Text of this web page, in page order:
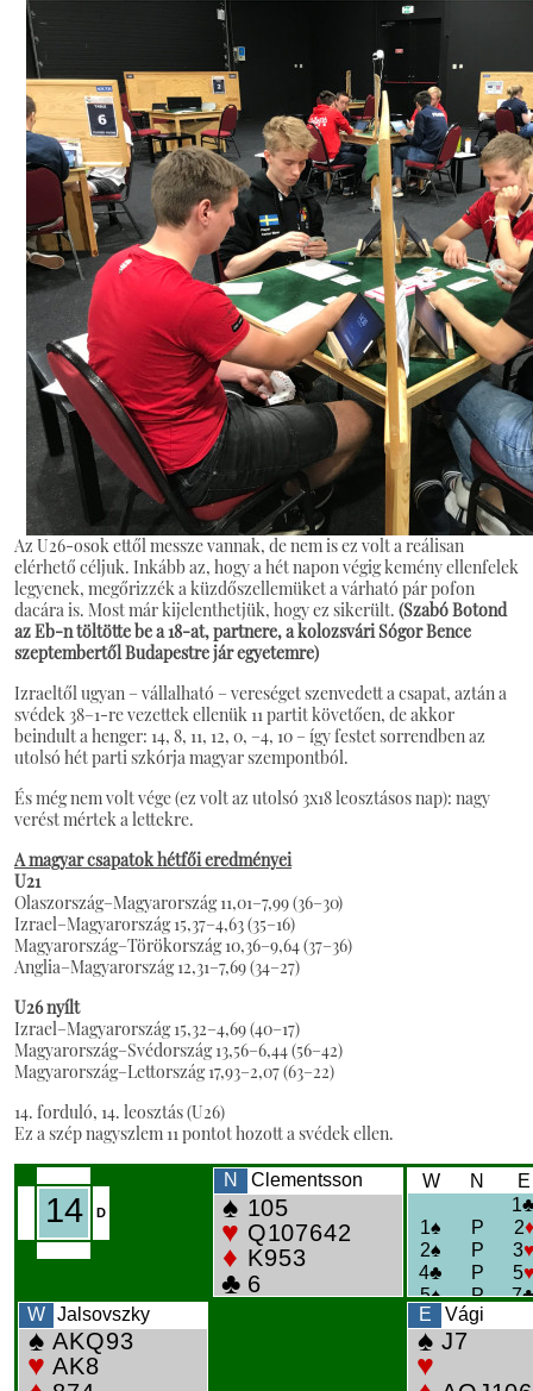
Az U26-osok ettől messze vannak, de nem is ez volt a reálisan
elérhető céljuk. Inkább az, hogy a hét napon végig kemény ellenfelek
legyenek, megőrizzék a küzdőszellemüket a várható pár pofon
dacára is. Most már kijelenthetjük, hogy ez sikerült. (Szabó Botond
az Eb-n töltötte be a 18-at, partnere, a kolozsvári Sógor Bence
szeptembertől Budapestre jár egyetemre)
Izraeltől ugyan – vállalható – vereséget szenvedett a csapat, aztán a
svédek 38–1-re vezettek ellenük 11 partit követően, de akkor
beindult a henger: 14, 8, 11, 12, 0, –4, 10 – így festet sorrendben az
utolsó hét parti szkórja magyar szempontból.
És még nem volt vége (ez volt az utolsó 3x18 leosztásos nap): nagy
verést mértek a lettekre.
A magyar csapatok hétfői eredményei
U21
Olaszország–Magyarország 11,01–7,99 (36–30)
Izrael–Magyarország 15,37–4,63 (35–16)
Magyarország–Törökország 10,36–9,64 (37–36)
Anglia–Magyarország 12,31–7,69 (34–27)
U26 nyílt
Izrael–Magyarország 15,32–4,69 (40–17)
Magyarország–Svédország 13,56–6,44 (56–42)
Magyarország–Lettország 17,93–2,07 (63–22)
14. forduló, 14. leosztás (U26)
Ez a szép nagyszlem 11 pontot hozott a svédek ellen.